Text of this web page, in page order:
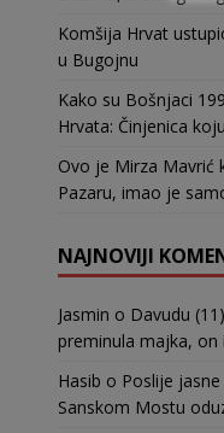
Komšija Hrvat
u Bugojnu
Kako su Bošnjaci
Hrvata: Činjenica
Ovo je Mirza Mavrić
Pazaru, imao je
NAJNOVIJI
Jasmin o Davudu
preminula majka, on
Hasib o Poslije
Sanskom Mostu